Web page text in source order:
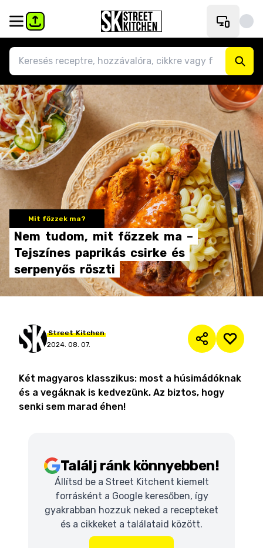
Mit főzzek ma?
Nem tudom, mit főzzek ma –
Tejszínes paprikás csirke és
serpenyős röszti
Street Kitchen
2024. 08. 07.
Két magyaros klasszikus: most a húsimádóknak
és a vegáknak is kedvezünk. Az biztos, hogy
senki sem marad éhen!
Találj ránk könnyebben!
Állítsd be a Street Kitchent kiemelt
forrásként a Google keresőben, így
gyakrabban hozzuk neked a recepteket
és a cikkeket a találataid között.